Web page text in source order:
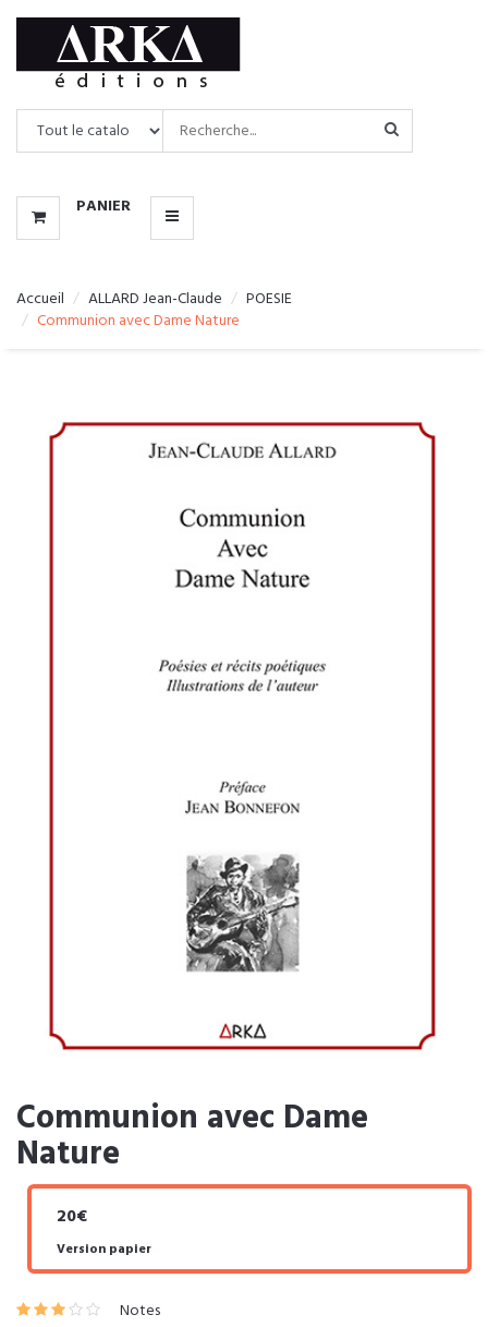
PANIER
CATALOGUE
MENU
Accueil ALLARD Jean-Claude
POESIE
Communion avec Dame Nature
Communion avec Dame
Nature
20€
Version papier
Notes